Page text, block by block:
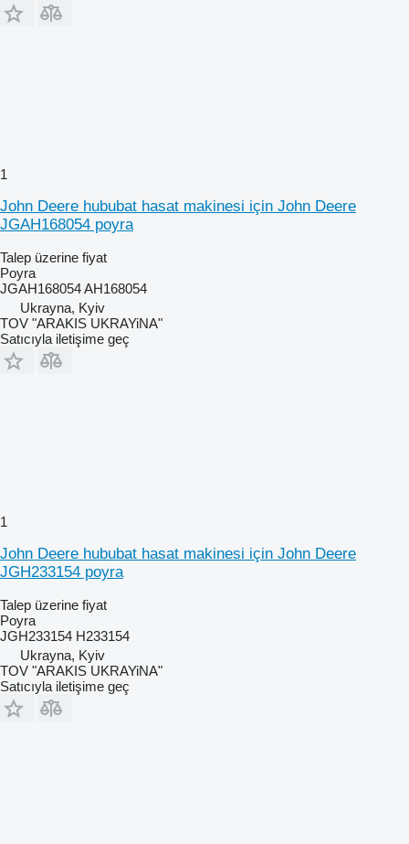
1
John Deere hububat hasat makinesi için John Deere
JGAH168054 poyra
Talep üzerine fiyat
Poyra
JGAH168054 AH168054
Ukrayna, Kyiv
TOV "ARAKIS UKRAYiNA"
Satıcıyla iletişime geç
1
John Deere hububat hasat makinesi için John Deere
JGH233154 poyra
Talep üzerine fiyat
Poyra
JGH233154 H233154
Ukrayna, Kyiv
TOV "ARAKIS UKRAYiNA"
Satıcıyla iletişime geç